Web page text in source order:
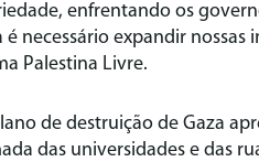
enfrentando os
necessário expandir nossas
Palestina Livre.
de destruição de Gaza
das universidades e das